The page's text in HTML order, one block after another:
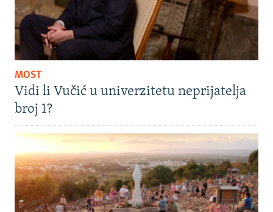
MOST
Vidi li Vučić u univerzitetu neprijatelja
broj 1?